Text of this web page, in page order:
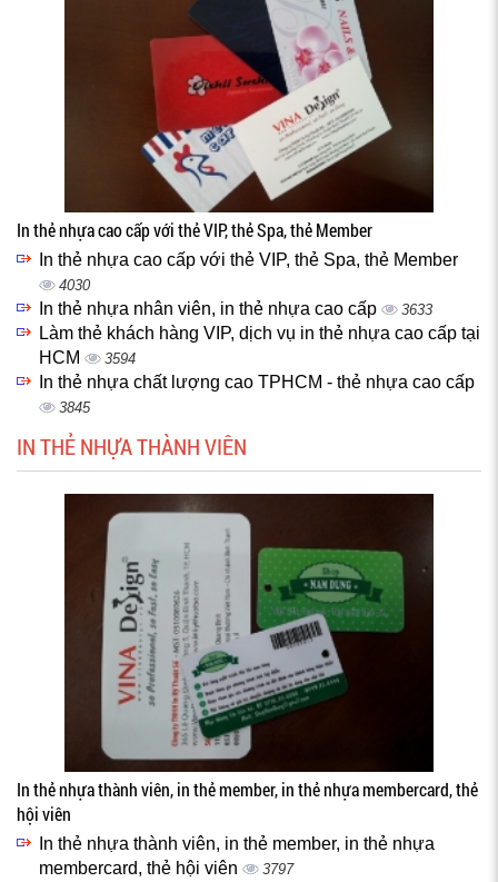
In thẻ nhựa cao cấp với thẻ VIP, thẻ Spa, thẻ Member
In thẻ nhựa cao cấp với thẻ VIP, thẻ Spa, thẻ Member
4030
In thẻ nhựa nhân viên, in thẻ nhựa cao cấp 3633
Làm thẻ khách hàng VIP, dịch vụ in thẻ nhựa cao cấp tại
HCM
3594
In thẻ nhựa chất lượng cao TPHCM - thẻ nhựa cao cấp
3845
IN THẺ NHỰA THÀNH VIÊN
In thẻ nhựa thành viên, in thẻ member, in thẻ nhựa membercard, thẻ
hội viên
In thẻ nhựa thành viên, in thẻ member, in thẻ nhựa
membercard, thẻ hội viên
3797